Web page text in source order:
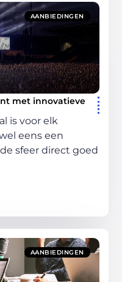
AANBIEDINGEN
met innovatieve
is voor elk
eens een
sfeer direct goed
AANBIEDINGEN